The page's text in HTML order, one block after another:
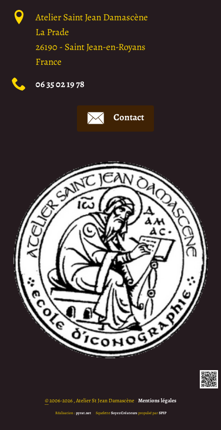
Atelier Saint Jean Damascène
La Prade
26190- Saint Jean-en-Royans
France
06 35 02 19 78
Contact
©2006-2026 , Atelier St Jean Damascène • Mentions légales
Réalisation :pyrat.net • SqueletteSoyezCréateurspropulsé parSPIP